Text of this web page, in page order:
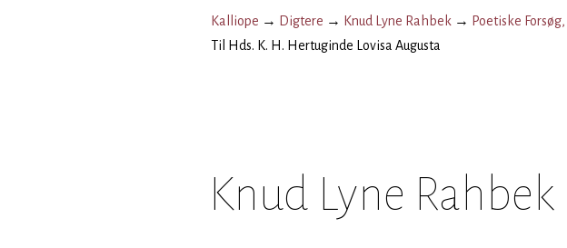
Kalliope → Digtere → Knud Lyne Rahbek → Poetiske
Til Hds. K. H. Hertuginde Lovisa Augusta
Knud Lyne Rahbek